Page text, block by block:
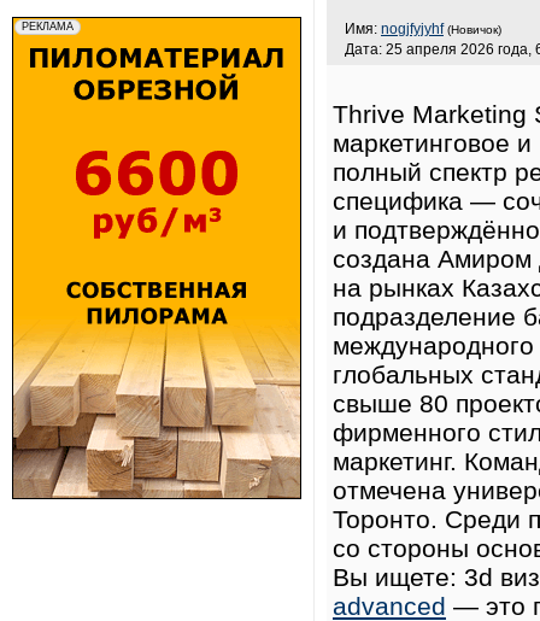
Имя: nogjfyjyhf (Новичок)
Дата: 25 апреля 2026 года,
Thrive Marketing
маркетинговое
полный спектр
специфика —
и
создана Амиром
на рынках
подразделение
глобальных
свыше 80
фирменного
маркетинг.
отмечена
Торонто. Среди
со стороны
Вы ищете: 3d
advanced — это